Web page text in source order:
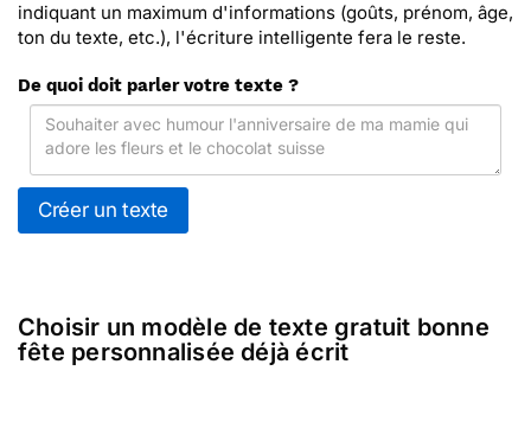
indiquant un maximum d'informations (goûts, prénom, âge,
ton du texte, etc.), l'écriture intelligente fera le reste.
De quoi doit parler votre texte ?
Créer un texte
Choisir un modèle de texte gratuit bonne
fête personnalisée déjà écrit